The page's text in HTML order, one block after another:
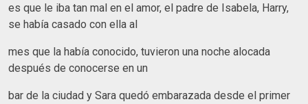
es que le iba tan mal en el amor, el padre de Isabela, Harry,
se había casado con ella al
mes que la había conocido, tuvieron una noche alocada
después de conocerse en un
bar de la ciudad y Sara quedó embarazada desde el primer